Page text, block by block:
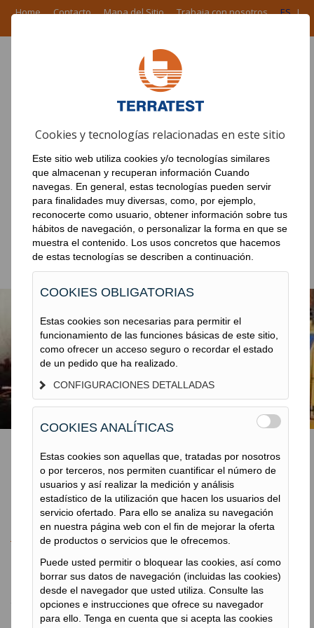
Home Contacto Mapa del Sitio Trabaja con nosotrosESI
ÁREA CORPORATIVA
PRODUCTOS
EN EL MUNDO
NOTICIAS
OBRAS
DESCARGAS
PILOTES DE BARRENA
CONTINUA CFA
Pilotes de barrena
continua CFA
Pilotes de barrena continua CFA
TERRATEST
Cookies y tecnologías relacionadas en este sitio
Este sitio web utiliza cookies y/o tecnologías similares
que almacenan y recuperan información Cuando
navegas. En general, estas tecnologías pueden servir
para finalidades muy diversas, como, por ejemplo,
reconocerte como usuario, obtener información sobre tus
hábitos de navegación, o personalizar la forma en que se
muestra el contenido. Los usos concretos que hacemos
de estas tecnologías se describen a continuación.
COOKIES OBLIGATORIAS
Estas cookies son necesarias para permitir el
funcionamiento de las funciones básicas de este sitio,
como ofrecer un acceso seguro o recordar el estado
de un pedido que ha realizado.
CONFIGURACIONES DETALLADAS
COOKIES ANALÍTICAS
Estas cookies son aquellas que, tratadas por nosotros
o por terceros, nos permiten cuantificar el número de
usuarios y así realizar la medición y análisis
estadístico de la utilización que hacen los usuarios del
servicio ofertado. Para ello se analiza su navegación
en nuestra página web con el fin de mejorar la oferta
de productos o servicios que le ofrecemos.
Puede usted permitir o bloquear las cookies, así como
borrar sus datos de navegación (incluidas las cookies)
desde el navegador que usted utiliza. Consulte las
opciones e instrucciones que ofrece su navegador
para ello. Tenga en cuenta que si acepta las cookies